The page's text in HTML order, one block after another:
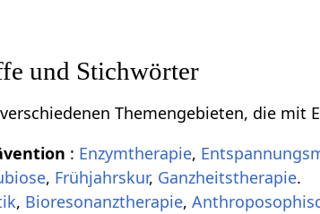
und Stichwörter
Themengebieten, die mit
: Enzymtherapie,
, Frühjahrskur, Ganzheitstherapie.
, Bioresonanztherapie,